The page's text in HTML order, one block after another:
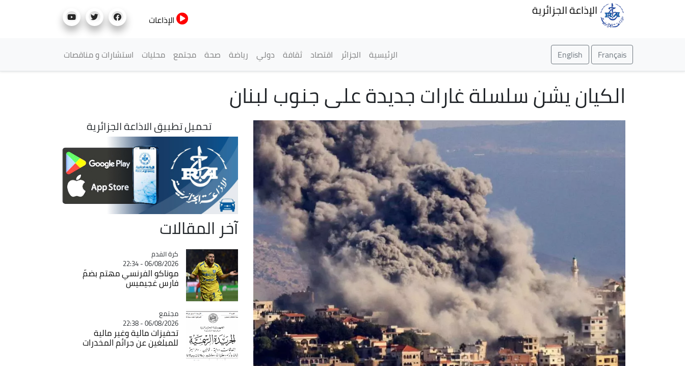
الإذاعة الجزائرية
الإذاعات
Français
English القائمة الرئيسية
الرئيسية الجزائر اقتصاد ثقافة دولي رياضة صحة مجتمع محليات استشارات و مناقصات
الكيان يشن سلسلة غارات جديدة على جنوب لبنان
تحميل تطبيق الاذاعة الجزائرية
آخر المقالات
Catégorie
كرة القدم
06/08/2026 - 22:34
موناكو الفرنسي مهتم بضمّ
فارس غجيميس
Catégorie
مجتمع
06/08/2026 - 22:38
تحفيزات مالية وغير مالية
للمبلغين عن جرائم المخدرات